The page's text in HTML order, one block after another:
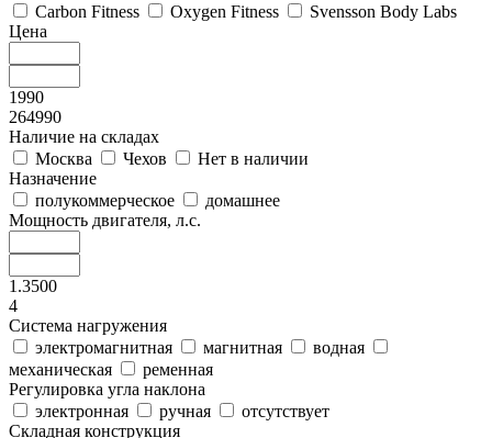
Carbon Fitness
Oxygen Fitness
Svensson Body Labs
Цена
1990
264990
Наличие на складах
Москва
Чехов
Нет в наличии
Назначение
полукоммерческое
домашнее
Мощность двигателя, л.с.
1.3500
4
Система нагружения
электромагнитная
магнитная
водная
механическая
ременная
Регулировка угла наклона
электронная
ручная
отсутствует
Складная конструкция